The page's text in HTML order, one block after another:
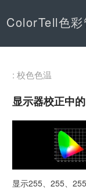
ColorTell色彩
: 校色色温
显示器校正中
显示255、255、